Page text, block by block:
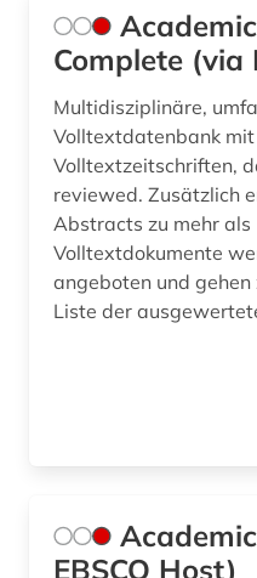
demographie (1)
design history (1)
deutsch (9)
deutschland (5)
deutschland elektrotechnische industrie
Complete (via
Multidisziplinäre,
Volltextdatenbank
Volltextzeitschriften,
reviewed. Zusätzlich
Abstracts zu mehr
Volltextdokumente
angeboten und gehen
Liste der
EBSCO Host)